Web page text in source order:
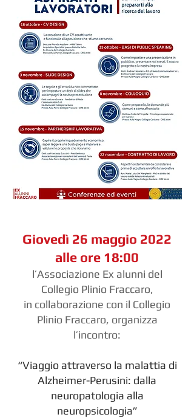
Giovedì 26 maggio 2022
alle ore 18:00
l’Associazione Ex alunni del
Collegio Plinio Fraccaro,
in collaborazione con il Collegio
Plinio Fraccaro, organizza
l’incontro:
“Viaggio attraverso la malattia di
Alzheimer-Perusini: dalla
neuropatologia alla
neuropsicologia”